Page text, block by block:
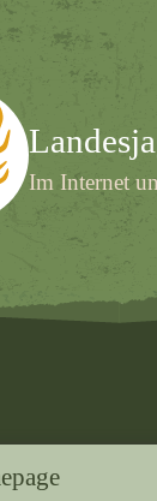
Im Internet